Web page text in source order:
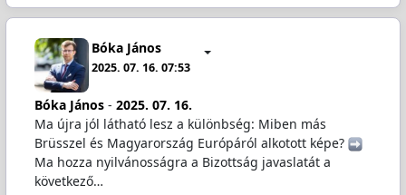
Bóka János
2025. 07. 16. 07:53
Bóka János- 2025. 07. 16.
Ma újra jól látható lesz a különbség: Miben más
Brüsszel és Magyarország Európáról alkotott képe?
️
Ma hozza nyilvánosságra a Bizottság javaslatát a
következő…